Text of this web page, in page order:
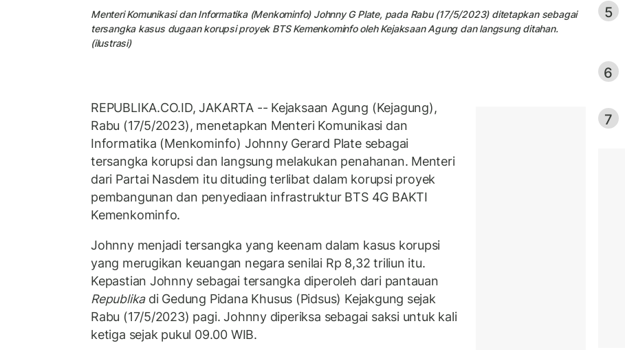
Menteri Komunikasi dan Informatika (Menkominfo) Johnny G Plate, pada Rabu (17/5/2023) ditetapkan sebagai
tersangka kasus dugaan korupsi proyek BTS Kemenkominfo oleh Kejaksaan Agung dan langsung ditahan.
(ilustrasi)
REPUBLIKA.CO.ID, JAKARTA -- Kejaksaan Agung (Kejagung),
Rabu (17/5/2023), menetapkan Menteri Komunikasi dan
Informatika (Menkominfo) Johnny Gerard Plate sebagai
tersangka korupsi dan langsung melakukan penahanan. Menteri
dari Partai Nasdem itu dituding terlibat dalam korupsi proyek
pembangunan dan penyediaan infrastruktur BTS 4G BAKTI
Kemenkominfo.
Johnny menjadi tersangka yang keenam dalam kasus korupsi
yang merugikan keuangan negara senilai Rp 8,32 triliun itu.
Kepastian Johnny sebagai tersangka diperoleh dari pantauan
Republikadi Gedung Pidana Khusus (Pidsus) Kejakgung sejak
Rabu (17/5/2023) pagi. Johnny diperiksa sebagai saksi untuk kali
ketiga sejak pukul 09.00 WIB.
5
6
7